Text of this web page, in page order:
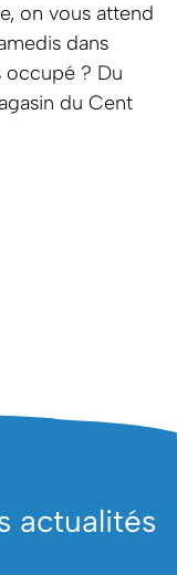
on vous attend
dans
occupé ? Du
du Cent
actualités